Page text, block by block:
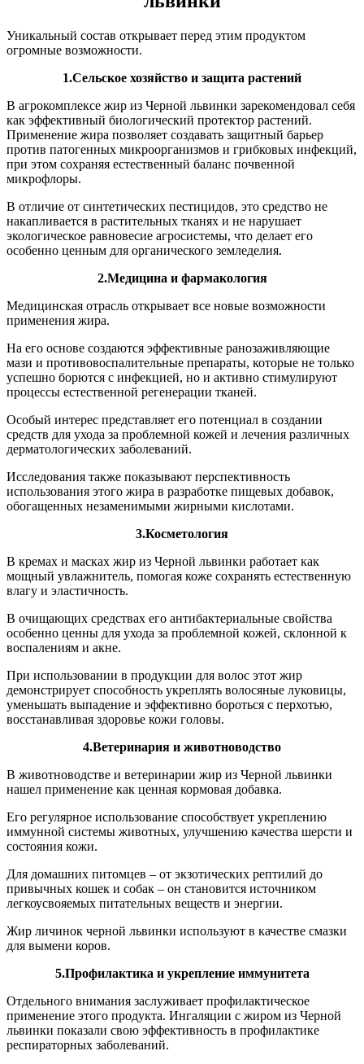
Уникальный состав открывает перед этим продуктом
огромные возможности.
1.Сельское хозяйство и защита растений
В агрокомплексе жир из Черной львинки зарекомендовал себя
как эффективный биологический протектор растений.
Применение жира позволяет создавать защитный барьер
против патогенных микроорганизмов и грибковых инфекций,
при этом сохраняя естественный баланс почвенной
микрофлоры.
В отличие от синтетических пестицидов, это средство не
накапливается в растительных тканях и не нарушает
экологическое равновесие агросистемы, что делает его
особенно ценным для органического земледелия.
2.Медицина и фармакология
Медицинская отрасль открывает все новые возможности
применения жира.
На его основе создаются эффективные ранозаживляющие
мази и противовоспалительные препараты, которые не только
успешно борются с инфекцией, но и активно стимулируют
процессы естественной регенерации тканей.
Особый интерес представляет его потенциал в создании
средств для ухода за проблемной кожей и лечения различных
дерматологических заболеваний.
Исследования также показывают перспективность
использования этого жира в разработке пищевых добавок,
обогащенных незаменимыми жирными кислотами.
3.Косметология
В кремах и масках жир из Черной львинки работает как
мощный увлажнитель, помогая коже сохранять естественную
влагу и эластичность.
В очищающих средствах его антибактериальные свойства
особенно ценны для ухода за проблемной кожей, склонной к
воспалениям и акне.
При использовании в продукции для волос этот жир
демонстрирует способность укреплять волосяные луковицы,
уменьшать выпадение и эффективно бороться с перхотью,
восстанавливая здоровье кожи головы.
4.Ветеринария и животноводство
В животноводстве и ветеринарии жир из Черной львинки
нашел применение как ценная кормовая добавка.
Его регулярное использование способствует укреплению
иммунной системы животных, улучшению качества шерсти и
состояния кожи.
Для домашних питомцев – от экзотических рептилий до
привычных кошек и собак – он становится источником
легкоусвояемых питательных веществ и энергии.
Жир личинок черной львинки используют в качестве смазки
для вымени коров.
5.Профилактика и укрепление иммунитета
Отдельного внимания заслуживает профилактическое
применение этого продукта. Ингаляции с жиром из Черной
львинки показали свою эффективность в профилактике
респираторных заболеваний.